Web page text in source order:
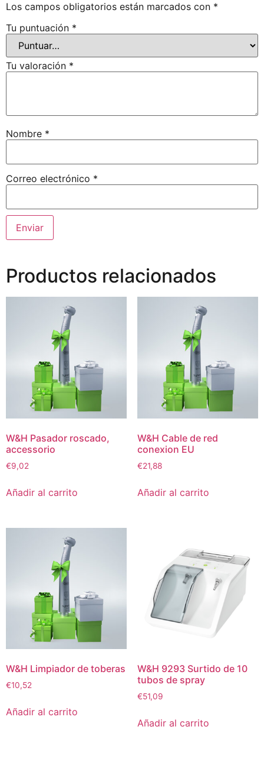
Los campos obligatorios están marcados con *
Tu puntuación *
Tu valoración *
Nombre *
Correo electrónico *
Productos relacionados
W&H Pasador roscado,
accessorio
€9,02
Añadir al carrito
W&H Cable de red
conexion EU
€21,88
Añadir al carrito
W&H Limpiador de toberas
€10,52
Añadir al carrito
W&H 9293 Surtido de 10
tubos de spray
€51,09
Añadir al carrito